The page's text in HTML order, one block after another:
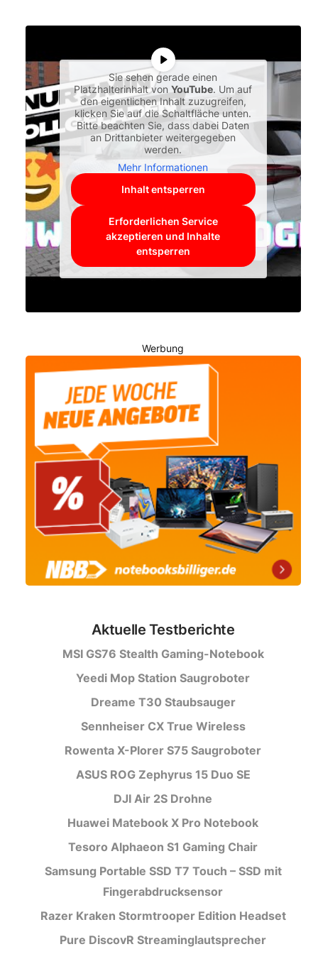
Sie sehen gerade einen
Platzhalterinhalt vonYouTube. Um auf
den eigentlichen Inhalt zuzugreifen,
klicken Sie auf die Schaltfläche unten.
Bitte beachten Sie, dass dabei Daten
an Drittanbieter weitergegeben
werden.
Mehr Informationen
Inhalt entsperren
Erforderlichen Service
akzeptieren und Inhalte
entsperren
Werbung
Aktuelle Testberichte
MSI GS76 Stealth Gaming-Notebook
Yeedi Mop Station Saugroboter
Dreame T30 Staubsauger
Sennheiser CX True Wireless
Rowenta X-Plorer S75 Saugroboter
ASUS ROG Zephyrus 15 Duo SE
DJI Air 2S Drohne
Huawei Matebook X Pro Notebook
Tesoro Alphaeon S1 Gaming Chair
Samsung Portable SSD T7 Touch – SSD mit
Fingerabdrucksensor
Razer Kraken Stormtrooper Edition Headset
Pure DiscovR Streaminglautsprecher